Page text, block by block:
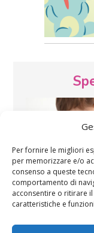
Per fornire le migliori
per memorizzare e/o
consenso a queste
comportamento di
acconsentire o ritirare
caratteristiche e
Vaccini